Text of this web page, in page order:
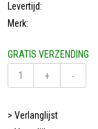
Levertijd:
Merk:
GRATIS VERZENDING
+
-
> Verlanglijst